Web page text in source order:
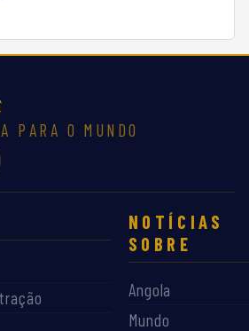
PARA O MUNDO
NOTÍCIAS
SOBRE
Angola
Mundo